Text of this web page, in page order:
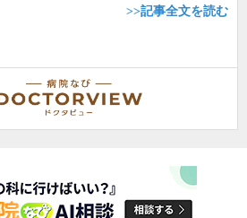
>>記事全文を読む